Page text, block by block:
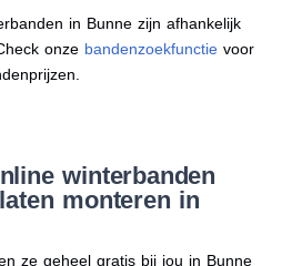
in Bunne zijn afhankelijk
onze bandenzoekfunctievoor
winterbanden
monteren in
ze geheel gratis bij jou in Bunne